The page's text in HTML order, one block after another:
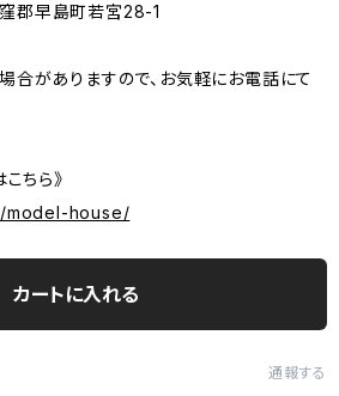
郡早島町若宮28-1
がありますので、お気軽にお電話にて
ちら》
model-house/
カートに入れる
通報する